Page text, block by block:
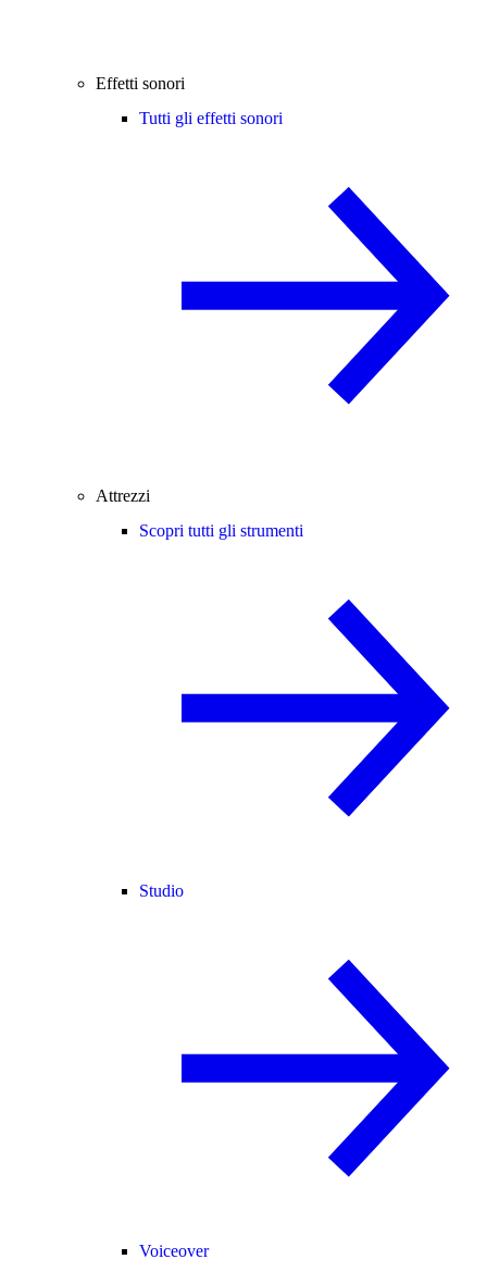
Effetti sonori
Tutti gli effetti sonori
Attrezzi
Scopri tutti gli strumenti
Studio
Voiceover